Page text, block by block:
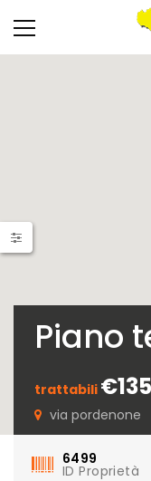
Piano
trattabili
via pordenone
6499
ID Proprietà